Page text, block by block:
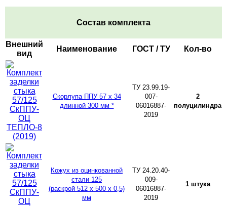
Состав комплекта
Внешний
вид
Наименование ГОСТ / ТУ Кол-во
Скорлупа ППУ 57 х 34
длинной 300 мм *
ТУ 23.99.19-
007-
06016887-
2019
2
полуцилиндра
Кожух из оцинкованной
стали 125
(раскрой 512 х 500 х 0,5)
мм
ТУ 24.20.40-
009-
06016887-
2019
1 штука